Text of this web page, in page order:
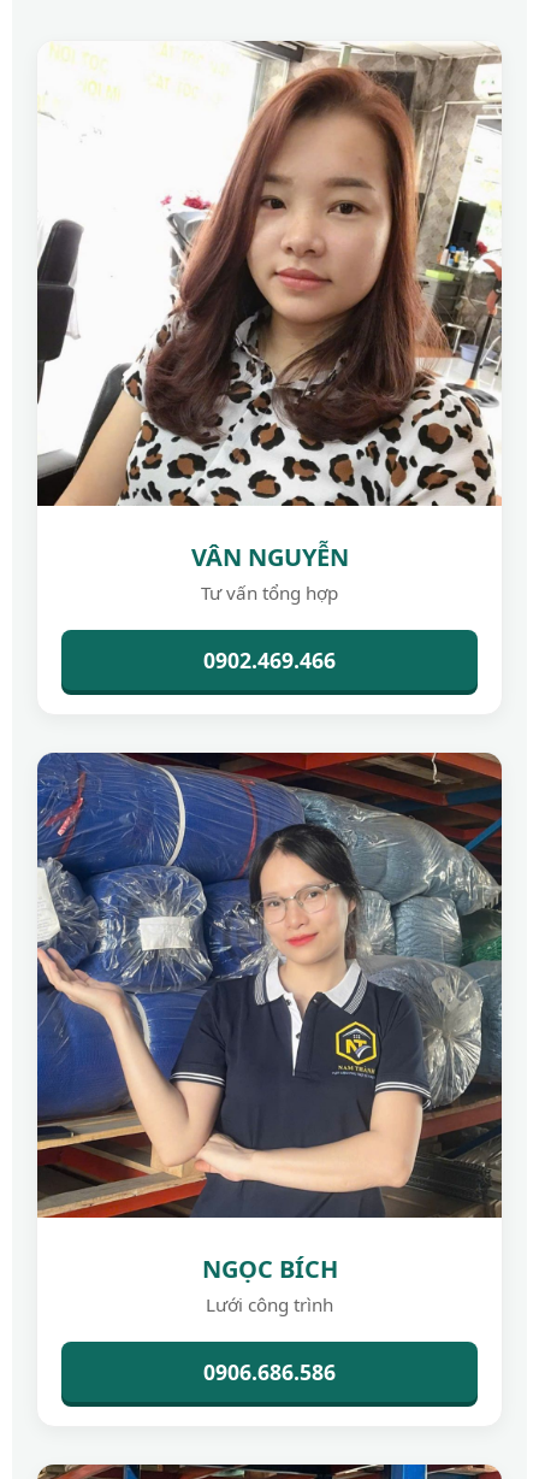
VÂN NGUYỄN
Tư vấn tổng hợp
0902.469.466
NGỌC BÍCH
Lưới công trình
0906.686.586